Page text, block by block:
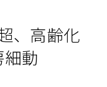
、高齢化
動